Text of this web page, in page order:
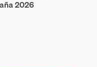
2026